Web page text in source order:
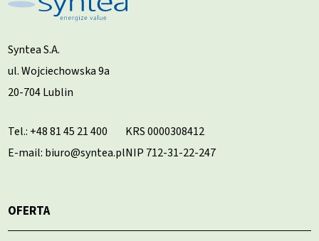
Syntea S.A.
ul. Wojciechowska 9a
20-704 Lublin
Tel.: +48 81 45 21 400
E-mail: biuro@syntea.pl
KRS 0000308412
NIP 712-31-22-247
OFERTA